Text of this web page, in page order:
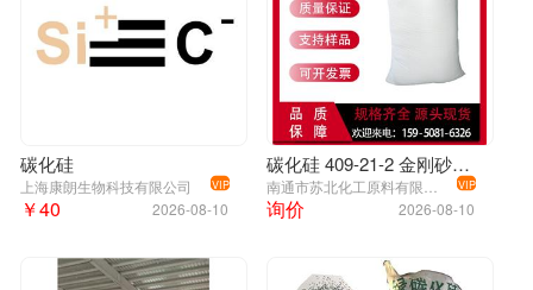
碳化硅
上海康朗生物科技有限公司 VIP
2026-08-10
￥40
碳化硅 409-21-2 金刚砂 耐火耐高温 黑色粉末 可分装
VIP
2026-08-10
询价